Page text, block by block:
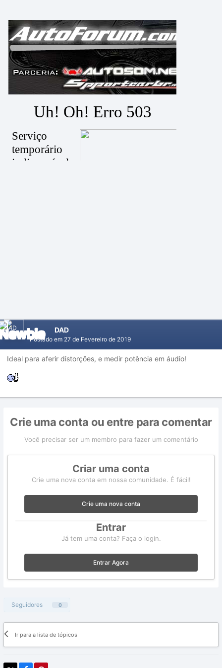
DAD
Postado em 27 de Fevereiro de 2019
Ideal para aferir distorções, e medir potência em áudio!
Crie uma conta ou entre para comentar
Você precisar ser um membro para fazer um comentário
Criar uma conta
Crie uma nova conta em nossa comunidade. É fácil!
Crie uma nova conta
Entrar
Já tem uma conta? Faça o login.
Entrar Agora
Seguidores 0
Ir para a lista de tópicos